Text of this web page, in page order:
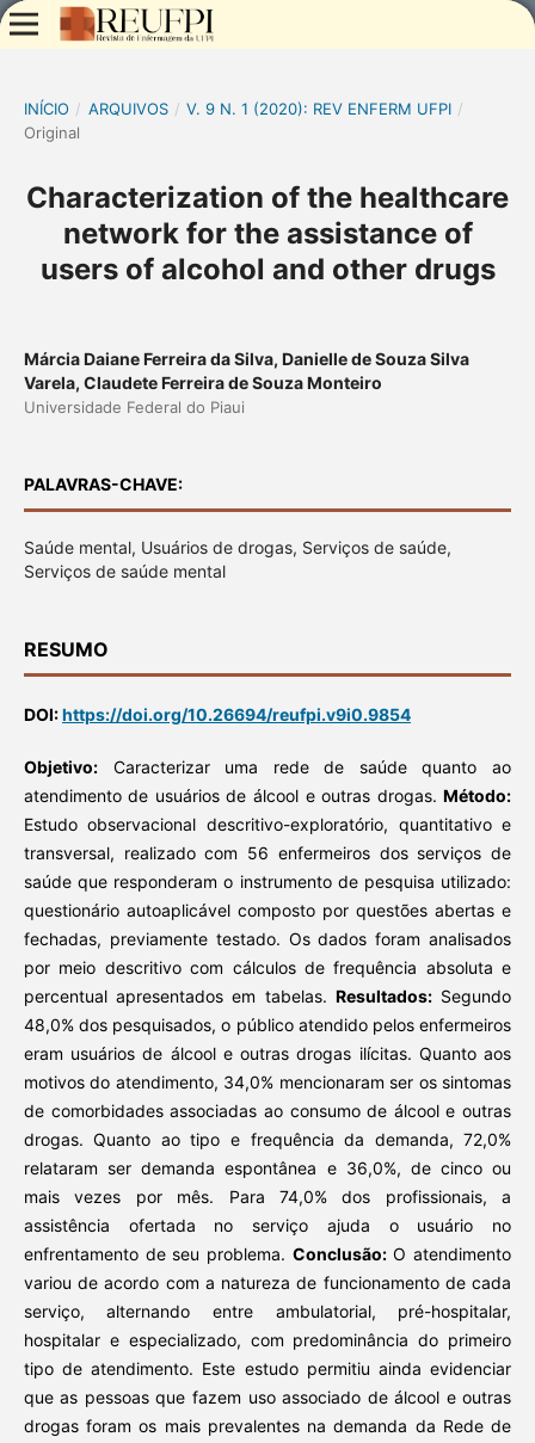
INÍCIO / ARQUIVOS / V. 9 N. 1 (2020): REV ENFERM UFPI /
Original
Characterization of the healthcare
network for the assistance of
users of alcohol and other drugs
Márcia Daiane Ferreira da Silva, Danielle de Souza Silva
Varela, Claudete Ferreira de Souza Monteiro
Universidade Federal do Piaui
PALAVRAS-CHAVE:
Saúde mental, Usuários de drogas, Serviços de saúde,
Serviços de saúde mental
RESUMO
DOI:https://doi.org/10.26694/reufpi.v9i0.9854
Objetivo:Caracterizar uma rede de saúde quanto ao
atendimento de usuários de álcool e outras drogas.Método:
Estudo observacional descritivo-exploratório, quantitativo e
transversal, realizado com 56 enfermeiros dos serviços de
saúde que responderam o instrumento de pesquisa utilizado:
questionário autoaplicável composto por questões abertas e
fechadas, previamente testado. Os dados foram analisados
por meio descritivo com cálculos de frequência absoluta e
percentual apresentados em tabelas. Resultados:Segundo
48,0% dos pesquisados, o público atendido pelos enfermeiros
eram usuários de álcool e outras drogas ilícitas. Quanto aos
motivos do atendimento, 34,0% mencionaram ser os sintomas
de comorbidades associadas ao consumo de álcool e outras
drogas. Quanto ao tipo e frequência da demanda, 72,0%
relataram ser demanda espontânea e 36,0%, de cinco ou
mais vezes por mês. Para 74,0% dos profissionais, a
assistência ofertada no serviço ajuda o usuário no
enfrentamento de seu problema. Conclusão:O atendimento
variou de acordo com a natureza de funcionamento de cada
serviço, alternando entre ambulatorial, pré-hospitalar,
hospitalar e especializado, com predominância do primeiro
tipo de atendimento. Este estudo permitiu ainda evidenciar
que as pessoas que fazem uso associado de álcool e outras
drogas foram os mais prevalentes na demanda da Rede de